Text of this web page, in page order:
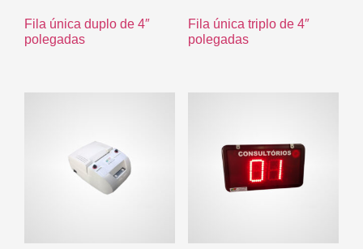
Fila única duplo de 4″
polegadas
Fila única triplo de 4″
polegadas